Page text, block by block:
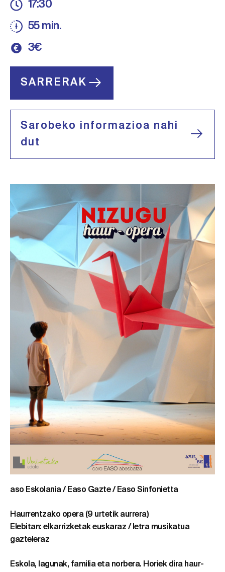
17:30
55 min.
3€
SARRERAK
Sarobeko informazioa nahi
dut
aso Eskolania / Easo Gazte / Easo Sinfonietta
Haurrentzako opera (9 urtetik aurrera)
Elebitan: elkarrizketak euskaraz / letra musikatua
gazteleraz
Eskola, lagunak, familia eta norbera. Horiek dira haur-